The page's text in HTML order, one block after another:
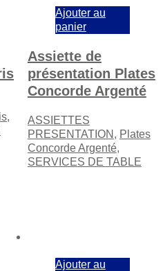
,
Ajouter au
panier
Assiette de
présentation Plates
Concorde Argenté
ASSIETTES
PRESENTATION , Plates
Concorde Argenté,
SERVICES DE TABLE
Ajouter au